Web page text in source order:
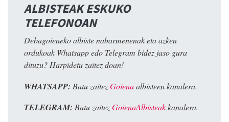
ALBISTEAK ESKUKO
TELEFONOAN
Debagoieneko albiste nabarmenenak eta azken
ordukoak Whatsapp edo Telegram bidez jaso gura
dituzu? Harpidetu zaitez doan!
WHATSAPP: Batu zaitezGoienaalbisteen kanalera.
TELEGRAM: Batu zaitezGoienaAlbisteakkanalera.